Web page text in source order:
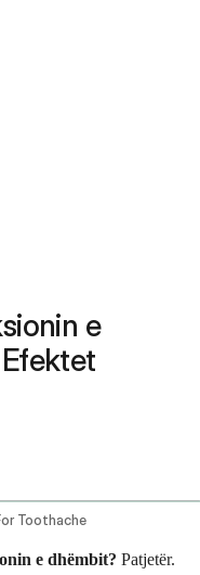
e
Toothache
e dhëmbit? Patjetër.